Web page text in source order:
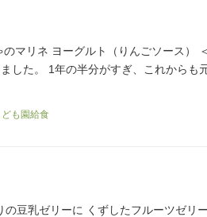
マリネ ヨーグルト（りんごソース）
した。 1年の半分がすぎ、これからも
も園給食
豆乳ゼリーに くずしたフルーツゼリ